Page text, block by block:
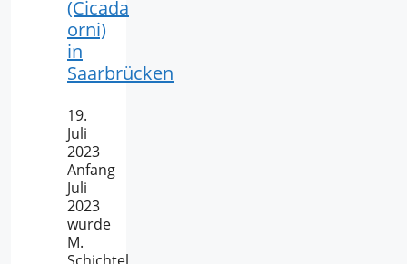
(Cicada
orni)
in
Saarbrücken
19.
Juli
2023
Anfang
Juli
2023
wurde
M.